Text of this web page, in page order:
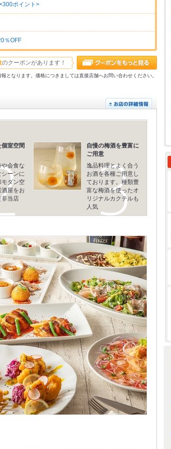
ポイント>
％OFF
のクーポンがあります！
なります。価格につきましては直接店舗へお問い合わせください。
室空間
や会食な
シーンに
モダン空
屋をお
非当店
自慢の梅酒を豊富に
ご用意
逸品料理とよく合う
お酒を各種ご用意し
ております。種類豊
富な梅酒を使ったオ
リジナルカクテルも
人気